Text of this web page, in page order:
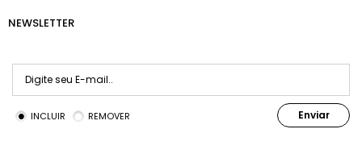
NEWSLETTER
INCLUIR REMOVER Enviar